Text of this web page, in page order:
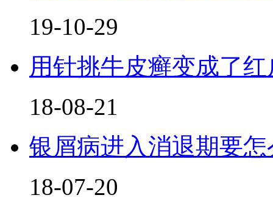
19-10-29
用针挑牛皮癣变成了
18-08-21
银屑病进入消退期要怎
18-07-20